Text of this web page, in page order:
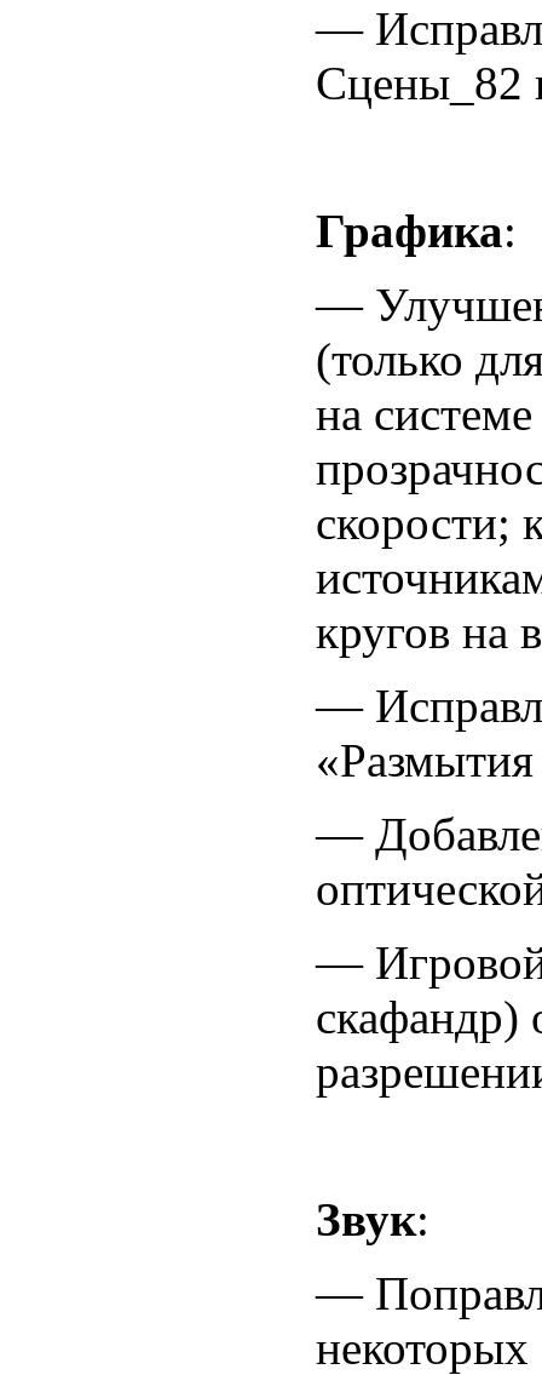
—
Сцены_82
Графика:
—
(только
на
скорости;
кругов на
—
—
—
скафандр)
Звук:
—
некоторых